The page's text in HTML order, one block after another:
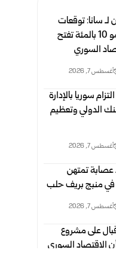
لـ سانا: توقعات
صندوق النقد بنمو 10 بالمئة تفتح
السوري
أغسطس 7, 2026
سوريا بالإدارة
الدولي وتعظيم
أغسطس 7, 2026
عصابة تمتهن
منبج بريف حلب
أغسطس 7, 2026
على مشروع
الاقتصاد السوري